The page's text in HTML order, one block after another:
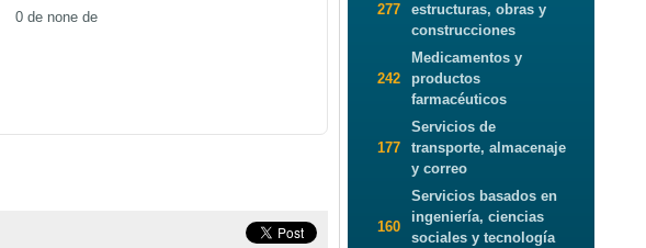
0 de none de
277
estructuras, obras y
construcciones
242
Medicamentos y
productos
farmacéuticos
177
Servicios de
transporte, almacenaje
y correo
160
Servicios basados en
ingeniería, ciencias
sociales y tecnología